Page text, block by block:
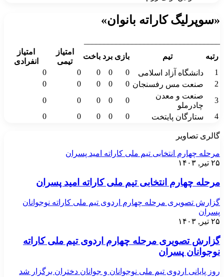
«سوپرلیگ کاراته بانوان»
رتبه
تیم بازی برد باخت
امتیاز
تیمی
امتیاز
انفرادی
1
دانشگاه آزاد اسلامی 0
0
0
0
0
2
صنعت مس رفسنجان 0
0
0
0
0
3
صنعت و معدن
چادرملو
0
0
0
0
0
4
ستارگان پایتخت 0
0
0
0
0
گالری تصاویر
مرحله چهارم انتخابی تیم ملی کاراته امید پسران
۲۵ تیر, ۱۴۰۳
مرحله چهارم انتخابی تیم ملی کاراته امید پسران
گزارش تصویری مرحله چهارم اردوی تیم ملی کاراته نوجوانان
پسران
۲۵ تیر, ۱۴۰۳
گزارش تصویری مرحله چهارم اردوی تیم ملی کاراته
نوجوانان پسران
روز پایانی اردوی تیم ملی نوجوانان و جوانان دختران برگزار شد